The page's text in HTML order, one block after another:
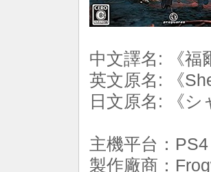
中文譯名: 《福
英文原名: 《
日文原名: 《
主機平台：
製作廠商：